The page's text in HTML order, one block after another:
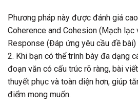
Phương pháp này được đánh giá
Coherence and Cohesion (Mạch lạc
Response (Đáp ứng yêu cầu đề bài)
2. Khi bạn có thể trình bày đa dạng
đoạn văn có cấu trúc rõ ràng, bài
thuyết phục và toàn diện hơn, giúp
điểm mong muốn.